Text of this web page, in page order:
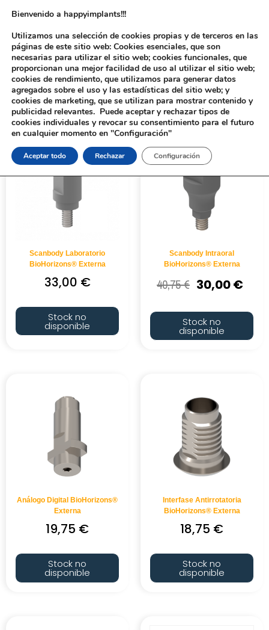
Inicio/Implantología/Aditamentos Digitales / BioHorizons® Externa
Scanbody Laboratorio
BioHorizons® Externa
33,00 €
Stock no
disponible
Scanbody Intraoral
BioHorizons® Externa
40,75€ 30,00€
Stock no
disponible
Análogo Digital BioHorizons®
Externa
19,75 €
Stock no
disponible
Interfase Antirrotatoria
BioHorizons® Externa
18,75 €
Stock no
disponible
Bienvenido a happyimplants!!!
Utilizamos una selección de cookies propias y de terceros en las
páginas de este sitio web: Cookies esenciales, que son
necesarias para utilizar el sitio web; cookies funcionales, que
proporcionan una mejor facilidad de uso al utilizar el sitio web;
cookies de rendimiento, que utilizamos para generar datos
agregados sobre el uso y las estadísticas del sitio web; y
cookies de marketing, que se utilizan para mostrar contenido y
publicidad relevantes. Puede aceptar y rechazar tipos de
cookies individuales y revocar su consentimiento para el futuro
en cualquier momento en "Configuración"
Aceptar todo Rechazar Configuración